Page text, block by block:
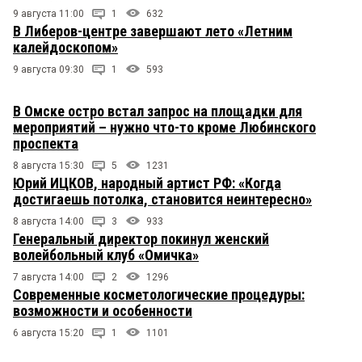
9 августа 11:00 1 632
В Либеров-центре завершают лето «Летним
калейдоскопом»
9 августа 09:30 1 593
В Омске остро встал запрос на площадки для
мероприятий – нужно что-то кроме Любинского
проспекта
8 августа 15:30 5 1231
Юрий ИЦКОВ, народный артист РФ: «Когда
достигаешь потолка, становится неинтересно»
8 августа 14:00 3 933
Генеральный директор покинул женский
волейбольный клуб «Омичка»
7 августа 14:00 2 1296
Современные косметологические процедуры:
возможности и особенности
6 августа 15:20 1 1101